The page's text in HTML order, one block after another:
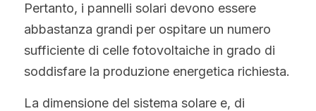
Tecnologia TOPCon di Tipo N
Tecnologia di shingled
Portoghese
Francese
Rumeno
Pertanto, i pannelli solari devono essere
abbastanza grandi per ospitare un numero
sufficiente di celle fotovoltaiche in grado di
soddisfare la produzione energetica richiesta.
La dimensione del sistema solare e, di